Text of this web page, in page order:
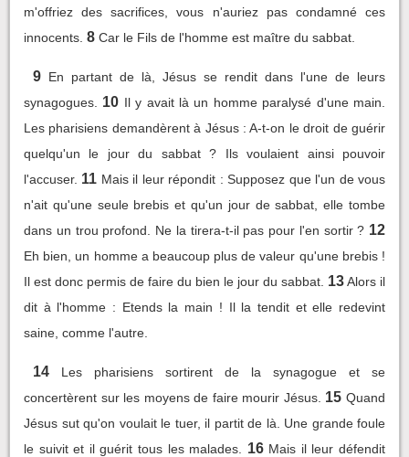
m'offriez des sacrifices, vous n'auriez pas condamné ces
innocents. 8 Car le Fils de l'homme est maître du sabbat.
9 En partant de là, Jésus se rendit dans l'une de leurs
synagogues.
10 Il y avait là un homme paralysé d'une main.
Les pharisiens demandèrent à Jésus : A-t-on le droit de guérir
quelqu'un le jour du sabbat ? Ils voulaient ainsi pouvoir
l'accuser. 11 Mais il leur répondit : Supposez que l'un de vous
n'ait qu'une seule brebis et qu'un jour de sabbat, elle tombe
dans un trou profond. Ne la tirera-t-il pas pour l'en sortir ? 12
Eh bien, un homme a beaucoup plus de valeur qu'une brebis !
Il est donc permis de faire du bien le jour du sabbat. 13Alors il
dit à l'homme : Etends la main ! Il la tendit et elle redevint
saine, comme l'autre.
14
Les pharisiens sortirent de la synagogue et se
concertèrent sur les moyens de faire mourir Jésus. 15 Quand
Jésus sut qu'on voulait le tuer, il partit de là. Une grande foule
le suivit et il guérit tous les malades.
16 Mais il leur défendit